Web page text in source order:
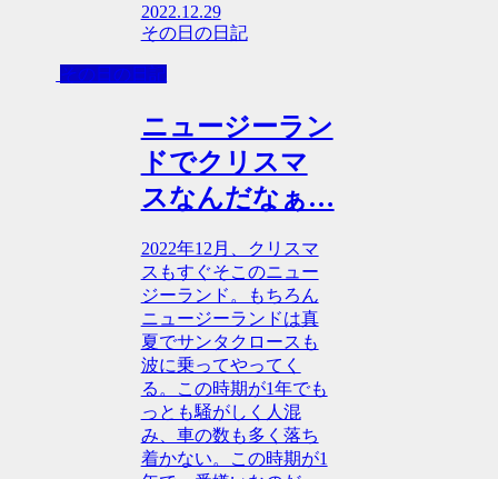
2022.12.29
その日の日記
その日の日記
ニュージーラン
ドでクリスマ
スなんだなぁ…
2022年12月、クリスマ
スもすぐそこのニュー
ジーランド。もちろん
ニュージーランドは真
夏でサンタクロースも
波に乗ってやってく
る。この時期が1年でも
っとも騒がしく人混
み、車の数も多く落ち
着かない。この時期が1